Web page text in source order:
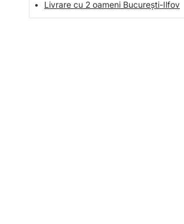
•
Livrare cu 2 oameni București-Ilfov